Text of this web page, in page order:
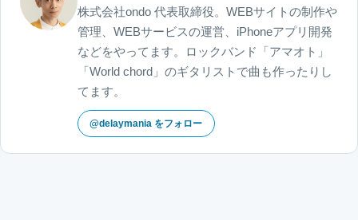
株式会社ondo 代表取締役。WEBサイトの制作や
管理、WEBサービスの運営、iPhoneアプリ開発
などをやってます。ロックバンド「アマオト」
「World chord」のギタリストで曲も作ったりし
てます。
@delaymania をフォロー